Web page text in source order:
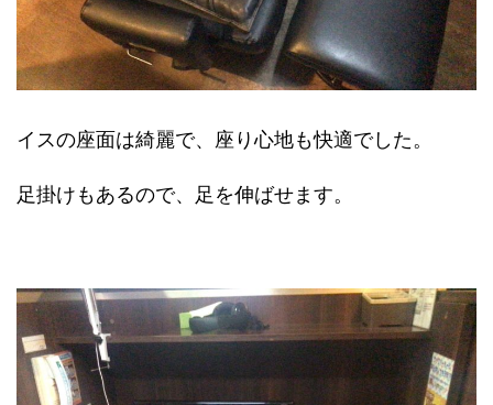
イスの座面は綺麗で、座り心地も快適でした。
足掛けもあるので、足を伸ばせます。